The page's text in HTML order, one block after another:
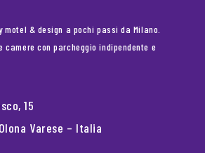
motel & design a pochi passi da Milano.
camere con parcheggio indipendente e
15
Varese – Italia